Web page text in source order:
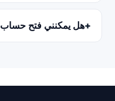
هل يمكنني فتح حساب Exness عبر الإنترنت؟